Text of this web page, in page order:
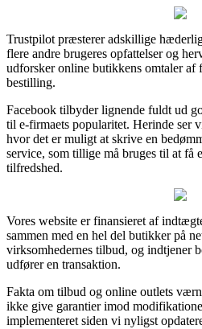
Trustpilot præsterer adskillige
flere andre brugeres opfattelser og
udforsker online butikkens omtaler
bestilling.
Facebook tilbyder lignende fuldt ud
til e-firmaets popularitet. Herinde ser
hvor det er muligt at skrive en
service, som tillige må bruges til at få
tilfredshed.
Vores website er finansieret af
sammen med en hel del butikker på
virksomhedernes tilbud, og indtjener
udfører en transaktion.
Fakta om tilbud og online outlets
ikke give garantier imod
implementeret siden vi nyligst